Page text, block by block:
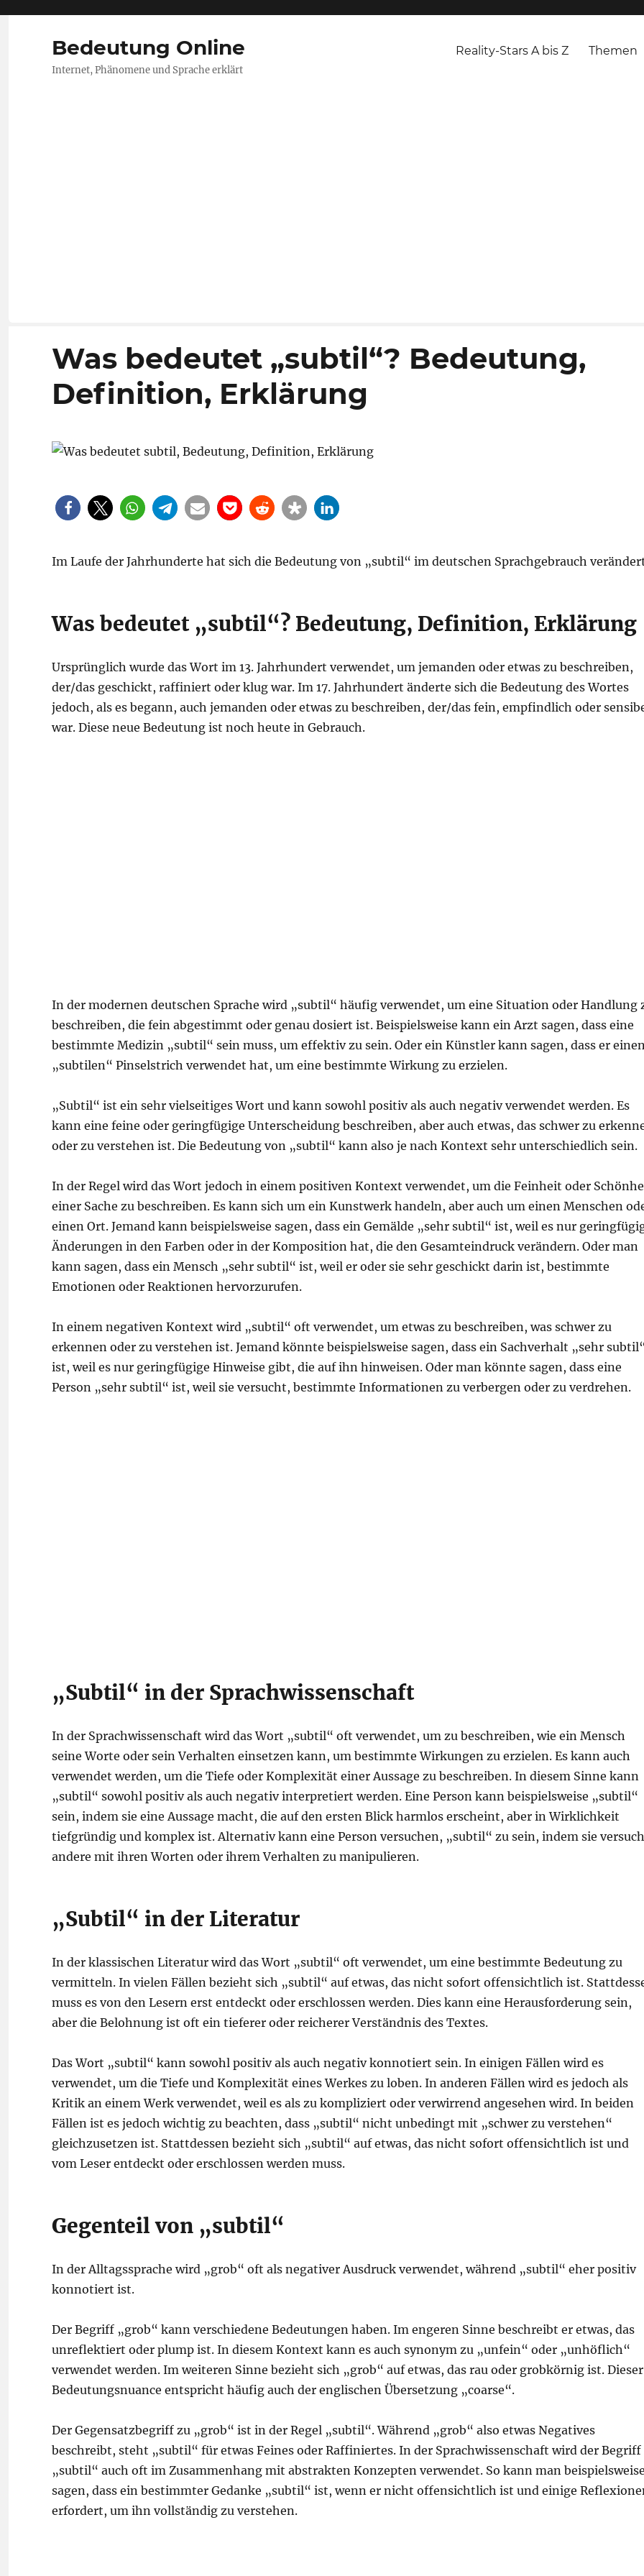
Bedeutung Online
Internet, Phänomene und Sprache erklärt
Reality-Stars A bis Z Themen
Was bedeutet „subtil“? Bedeutung,
Definition, Erklärung
Im Laufe der Jahrhunderte hat sich die Bedeutung von „subtil“ im deutschen Sprachgebrauch
Was bedeutet „subtil“? Bedeutung, Definition, Erklärung
Ursprünglich wurde das Wort im 13. Jahrhundert verwendet, um jemanden oder etwas zu beschreiben,
der/das geschickt, raffiniert oder klug war. Im 17. Jahrhundert änderte sich die Bedeutung des Wortes
jedoch, als es begann, auch jemanden oder etwas zu beschreiben, der/das fein, empfindlich oder
war. Diese neue Bedeutung ist noch heute in Gebrauch.
In der modernen deutschen Sprache wird „subtil“ häufig verwendet, um eine Situation oder Handlung
beschreiben, die fein abgestimmt oder genau dosiert ist. Beispielsweise kann ein Arzt sagen, dass eine
bestimmte Medizin „subtil“ sein muss, um effektiv zu sein. Oder ein Künstler kann sagen, dass er
„subtilen“ Pinselstrich verwendet hat, um eine bestimmte Wirkung zu erzielen.
„Subtil“ ist ein sehr vielseitiges Wort und kann sowohl positiv als auch negativ verwendet werden. Es
kann eine feine oder geringfügige Unterscheidung beschreiben, aber auch etwas, das schwer zu
oder zu verstehen ist. Die Bedeutung von „subtil“ kann also je nach Kontext sehr unterschiedlich sein.
In der Regel wird das Wort jedoch in einem positiven Kontext verwendet, um die Feinheit oder
einer Sache zu beschreiben. Es kann sich um ein Kunstwerk handeln, aber auch um einen Menschen
einen Ort. Jemand kann beispielsweise sagen, dass ein Gemälde „sehr subtil“ ist, weil es nur
Änderungen in den Farben oder in der Komposition hat, die den Gesamteindruck verändern. Oder man
kann sagen, dass ein Mensch „sehr subtil“ ist, weil er oder sie sehr geschickt darin ist, bestimmte
Emotionen oder Reaktionen hervorzurufen.
In einem negativen Kontext wird „subtil“ oft verwendet, um etwas zu beschreiben, was schwer zu
erkennen oder zu verstehen ist. Jemand könnte beispielsweise sagen, dass ein Sachverhalt „sehr
ist, weil es nur geringfügige Hinweise gibt, die auf ihn hinweisen. Oder man könnte sagen, dass eine
Person „sehr subtil“ ist, weil sie versucht, bestimmte Informationen zu verbergen oder zu verdrehen.
„Subtil“ in der Sprachwissenschaft
In der Sprachwissenschaft wird das Wort „subtil“ oft verwendet, um zu beschreiben, wie ein Mensch
seine Worte oder sein Verhalten einsetzen kann, um bestimmte Wirkungen zu erzielen. Es kann auch
verwendet werden, um die Tiefe oder Komplexität einer Aussage zu beschreiben. In diesem Sinne kann
„subtil“ sowohl positiv als auch negativ interpretiert werden. Eine Person kann beispielsweise „subtil“
sein, indem sie eine Aussage macht, die auf den ersten Blick harmlos erscheint, aber in Wirklichkeit
tiefgründig und komplex ist. Alternativ kann eine Person versuchen, „subtil“ zu sein, indem sie
andere mit ihren Worten oder ihrem Verhalten zu manipulieren.
„Subtil“ in der Literatur
In der klassischen Literatur wird das Wort „subtil“ oft verwendet, um eine bestimmte Bedeutung zu
vermitteln. In vielen Fällen bezieht sich „subtil“ auf etwas, das nicht sofort offensichtlich ist.
muss es von den Lesern erst entdeckt oder erschlossen werden. Dies kann eine Herausforderung sein,
aber die Belohnung ist oft ein tieferer oder reicherer Verständnis des Textes.
Das Wort „subtil“ kann sowohl positiv als auch negativ konnotiert sein. In einigen Fällen wird es
verwendet, um die Tiefe und Komplexität eines Werkes zu loben. In anderen Fällen wird es jedoch als
Kritik an einem Werk verwendet, weil es als zu kompliziert oder verwirrend angesehen wird. In beiden
Fällen ist es jedoch wichtig zu beachten, dass „subtil“ nicht unbedingt mit „schwer zu verstehen“
gleichzusetzen ist. Stattdessen bezieht sich „subtil“ auf etwas, das nicht sofort offensichtlich ist und
vom Leser entdeckt oder erschlossen werden muss.
Gegenteil von „subtil“
In der Alltagssprache wird „grob“ oft als negativer Ausdruck verwendet, während „subtil“ eher positiv
konnotiert ist.
Der Begriff „grob“ kann verschiedene Bedeutungen haben. Im engeren Sinne beschreibt er etwas, das
unreflektiert oder plump ist. In diesem Kontext kann es auch synonym zu „unfein“ oder „unhöflich“
verwendet werden. Im weiteren Sinne bezieht sich „grob“ auf etwas, das rau oder grobkörnig ist. Dieser
Bedeutungsnuance entspricht häufig auch der englischen Übersetzung „coarse“.
Der Gegensatzbegriff zu „grob“ ist in der Regel „subtil“. Während „grob“ also etwas Negatives
beschreibt, steht „subtil“ für etwas Feines oder Raffiniertes. In der Sprachwissenschaft wird der Begriff
„subtil“ auch oft im Zusammenhang mit abstrakten Konzepten verwendet. So kann man
sagen, dass ein bestimmter Gedanke „subtil“ ist, wenn er nicht offensichtlich ist und einige
erfordert, um ihn vollständig zu verstehen.